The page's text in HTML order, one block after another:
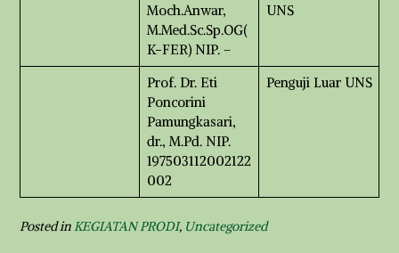
Moch.Anwar,
M.Med.Sc.Sp.OG(
K-FER) NIP. –
UNS
Prof. Dr. Eti
Poncorini
Pamungkasari,
dr., M.Pd. NIP.
197503112002122
002
Penguji Luar UNS
Posted inKEGIATAN PRODI, Uncategorized